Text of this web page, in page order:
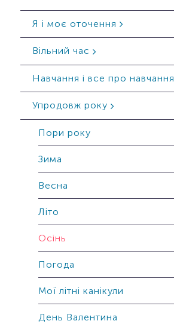
Я і моє оточення
Вільний час
Навчання і все про навчання
Упродовж року
Пори року
Зима
Весна
Літо
Осінь
Погода
Мої літні канікули
День Валентина